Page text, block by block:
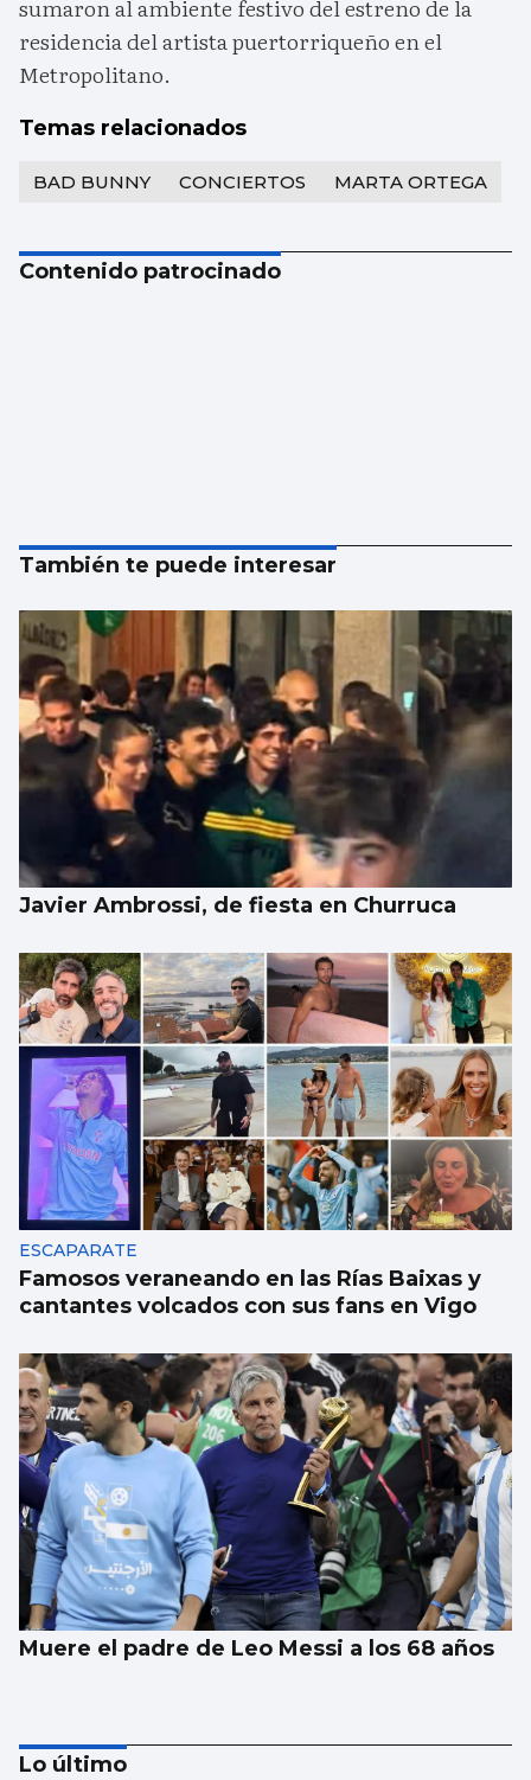
sumaron al ambiente festivo del estreno de la
residencia del artista puertorriqueño en el
Metropolitano.
Temas relacionados
BAD BUNNY CONCIERTOS MARTA ORTEGA
Contenido patrocinado
También te puede interesar
Javier Ambrossi, de fiesta en Churruca
ESCAPARATE
Famosos veraneando en las Rías Baixas y
cantantes volcados con sus fans en Vigo
Muere el padre de Leo Messi a los 68 años
Lo último